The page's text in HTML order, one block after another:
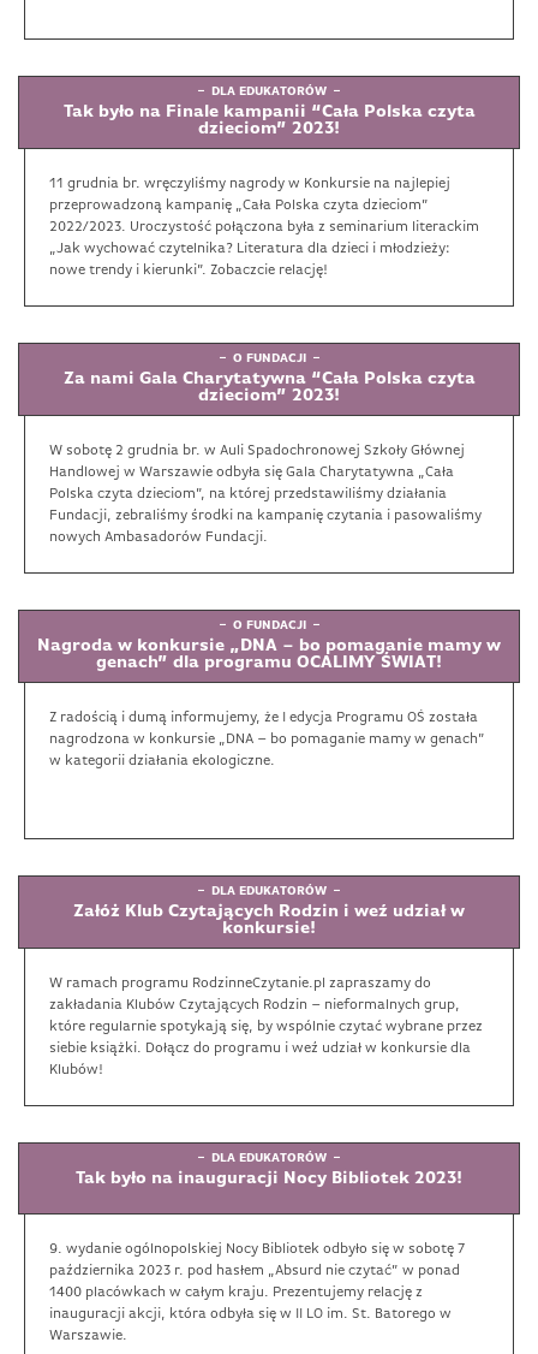
DLA EDUKATORÓW
Tak było na Finale kampanii “Cała Polska czyta
dzieciom” 2023!
11 grudnia br. wręczyliśmy nagrody w Konkursie na najlepiej
przeprowadzoną kampanię „Cała Polska czyta dzieciom”
2022/2023. Uroczystość połączona była z seminarium literackim
„Jak wychować czytelnika? Literatura dla dzieci i młodzieży:
nowe trendy i kierunki”. Zobaczcie relację!
O FUNDACJI
Za nami Gala Charytatywna “Cała Polska czyta
dzieciom” 2023!
W sobotę 2 grudnia br. w Auli Spadochronowej Szkoły Głównej
Handlowej w Warszawie odbyła się Gala Charytatywna „Cała
Polska czyta dzieciom”, na której przedstawiliśmy działania
Fundacji, zebraliśmy środki na kampanię czytania i pasowaliśmy
nowych Ambasadorów Fundacji.
O FUNDACJI
Nagroda w konkursie „DNA – bo pomaganie mamy w
genach” dla programu OCALIMY ŚWIAT!
Z radością i dumą informujemy, że I edycja Programu OŚ została
nagrodzona w konkursie „DNA – bo pomaganie mamy w genach”
w kategorii działania ekologiczne.
DLA EDUKATORÓW
Załóż Klub Czytających Rodzin i weź udział w
konkursie!
W ramach programu RodzinneCzytanie.pl zapraszamy do
zakładania Klubów Czytających Rodzin – nieformalnych grup,
które regularnie spotykają się, by wspólnie czytać wybrane przez
siebie książki. Dołącz do programu i weź udział w konkursie dla
Klubów!
DLA EDUKATORÓW
Tak było na inauguracji Nocy Bibliotek 2023!
9. wydanie ogólnopolskiej Nocy Bibliotek odbyło się w sobotę 7
października 2023 r. pod hasłem „Absurd nie czytać” w ponad
1400 placówkach w całym kraju. Prezentujemy relację z
inauguracji akcji, która odbyła się w II LO im. St. Batorego w
Warszawie.